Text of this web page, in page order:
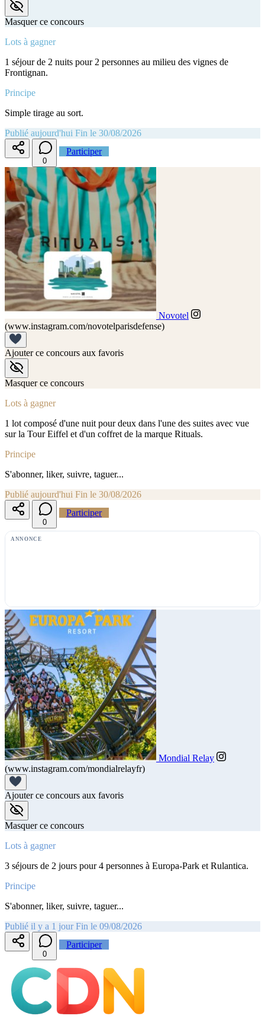
Masquer ce concours
Lots à gagner
1 séjour de 2 nuits pour 2 personnes au milieu des vignes de
Frontignan.
Principe
Simple tirage au sort.
Publié aujourd'hui Fin le 30/08/2026
0
Participer
Novotel
(www.instagram.com/novotelparisdefense)
Ajouter ce concours aux favoris
Masquer ce concours
Lots à gagner
1 lot composé d'une nuit pour deux dans l'une des suites avec vue
sur la Tour Eiffel et d'un coffret de la marque Rituals.
Principe
S'abonner, liker, suivre, taguer...
Publié aujourd'hui Fin le 30/08/2026
0
Participer
ANNONCE
Mondial Relay
(www.instagram.com/mondialrelayfr)
Ajouter ce concours aux favoris
Masquer ce concours
Lots à gagner
3 séjours de 2 jours pour 4 personnes à Europa-Park et Rulantica.
Principe
S'abonner, liker, suivre, taguer...
Publié il y a 1 jour Fin le 09/08/2026
0
Participer